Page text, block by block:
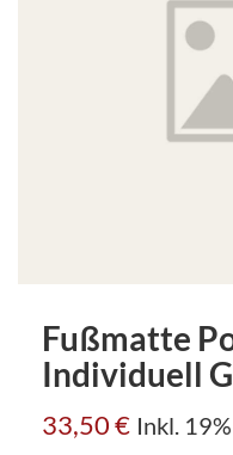
Fußmatte
Individuell
33,50€ Inkl.